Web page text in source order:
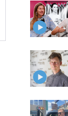
EP Early